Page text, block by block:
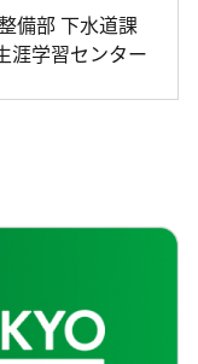
備部 下水道課
涯学習センター